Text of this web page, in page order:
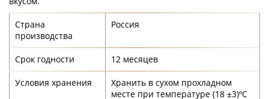
Страна
производства
Россия
Срок годности 12 месяцев
Условия хранения
Хранить в сухом прохладном
месте при температуре (18 ±3)ºС